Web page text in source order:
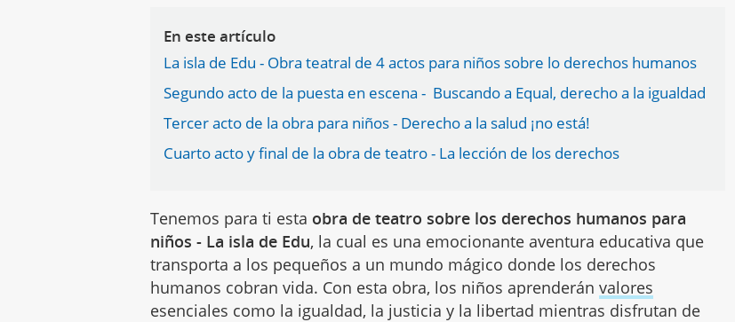
En este artículo
La isla de Edu - Obra teatral de 4 actos para niños sobre lo derechos humanos
Segundo acto de la puesta en escena - Buscando a Equal, derecho a la igualdad
Tercer acto de la obra para niños - Derecho a la salud ¡no está!
Cuarto acto y final de la obra de teatro - La lección de los derechos
Tenemos para ti esta obra de teatro sobre los derechos humanos para
niños - La isla de Edu, la cual es una emocionante aventura educativa que
transporta a los pequeños a un mundo mágico donde los derechos
humanos cobran vida. Con esta obra, los niños aprenderánvalores
esenciales como la igualdad, la justicia y la libertad mientras disfrutan de